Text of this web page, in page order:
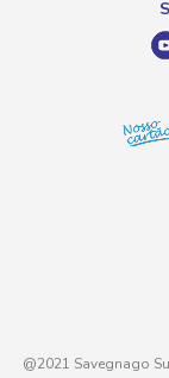
@2021 Savegnago